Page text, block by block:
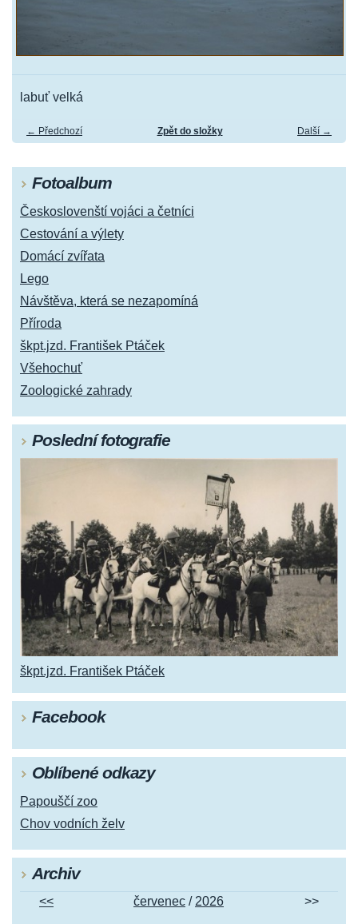
labuť velká
← Předchozí Další →
Zpět do složky
Fotoalbum
Českoslovenští vojáci a četníci
Cestování a výlety
Domácí zvířata
Lego
Návštěva, která se nezapomíná
Příroda
škpt.jzd. František Ptáček
Všehochuť
Zoologické zahrady
Poslední fotografie
škpt.jzd. František Ptáček
Facebook
Oblíbené odkazy
Papouščí zoo
Chov vodních želv
Archiv
<< červenec / 2026 >>